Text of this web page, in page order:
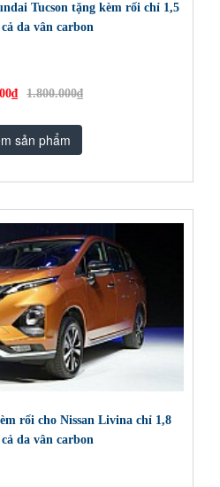
Tucson tặng kèm rối chỉ 1,5
da vân carbon
1.800.000₫
sản phẩm
rối cho Nissan Livina chỉ 1,8
da vân carbon